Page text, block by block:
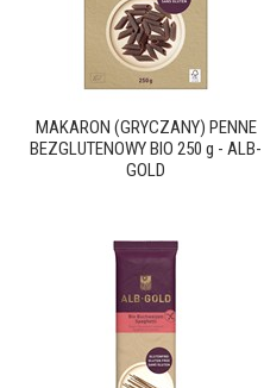
MAKARON (GRYCZANY) PENNE
BEZGLUTENOWY BIO 250 g - ALB-
GOLD